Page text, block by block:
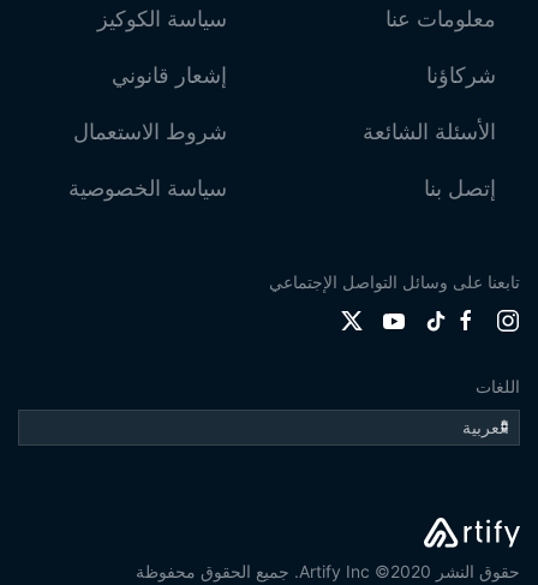
معلومات عنا
شركاؤنا
الأسئلة الشائعة
إتصل بنا
سياسة الكوكيز
إشعار قانوني
شروط الاستعمال
سياسة الخصوصية
تابعنا على وسائل التواصل الإجتماعي
اللغات
حقوق النشر 2020© Artify Inc. جميع الحقوق محفوظة